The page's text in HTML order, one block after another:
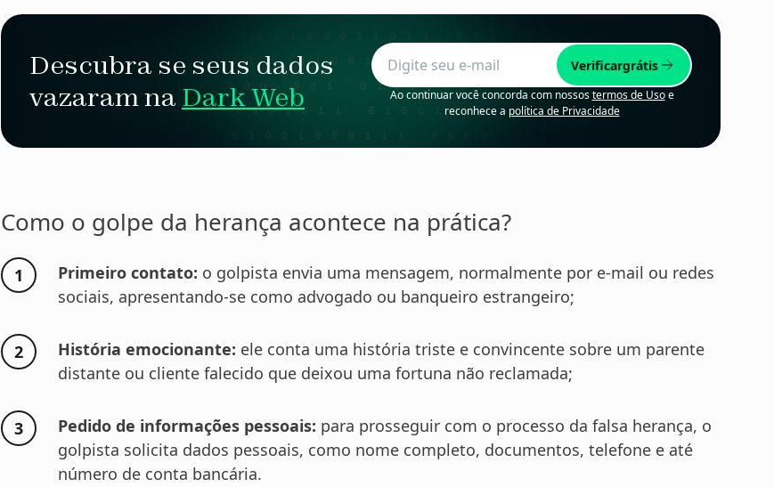
Descubra se seus dados
vazaram na Dark Web
Verificargrátis
Ao continuar você concorda com nossostermos de Usoe
reconhece a política de Privacidade
Como o golpe da herança acontece na prática?
Primeiro contato: o golpista envia uma mensagem, normalmente por e-mail ou redes
sociais, apresentando-se como advogado ou banqueiro estrangeiro;
História emocionante: ele conta uma história triste e convincente sobre um parente
distante ou cliente falecido que deixou uma fortuna não reclamada;
Pedido de informações pessoais: para prosseguir com o processo da falsa herança, o
golpista solicita dados pessoais, como nome completo, documentos, telefone e até
número de conta bancária.